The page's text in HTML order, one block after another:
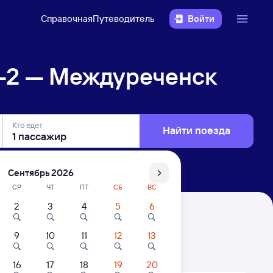
СправочнаяПутеводитель Войти
— Междуреченск
Кто едет Найти поезда
Цены за 1 пассажира
Сентябрь 2026
СР ЧТ ПТ СБ ВС
2 3 4 5 6
9 10 11 12 13
16 17 18 19 20